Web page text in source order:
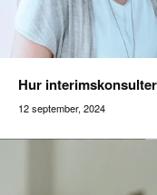
Addilon
Hur
12 september, 2024